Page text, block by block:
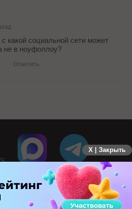
какой социальной сети может
не в ноуфоллоу?
Ответить
X | Закрыть
ПОЛНУЮ ВЕРСИЮ
права защищены. 2026